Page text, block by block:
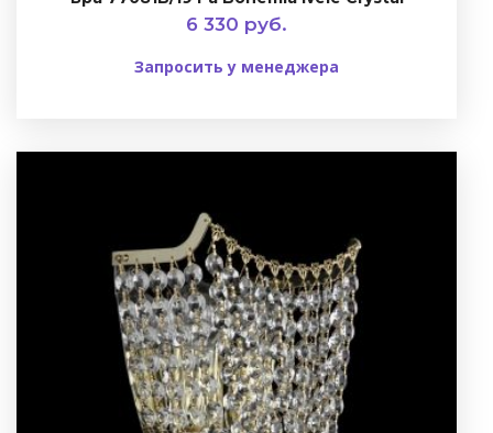
6 330 руб.
Запросить у менеджера